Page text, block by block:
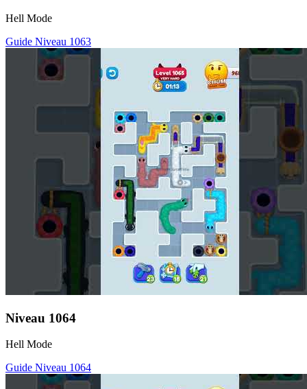
Hell Mode
Guide Niveau 1063
Niveau 1064
Hell Mode
Guide Niveau 1064